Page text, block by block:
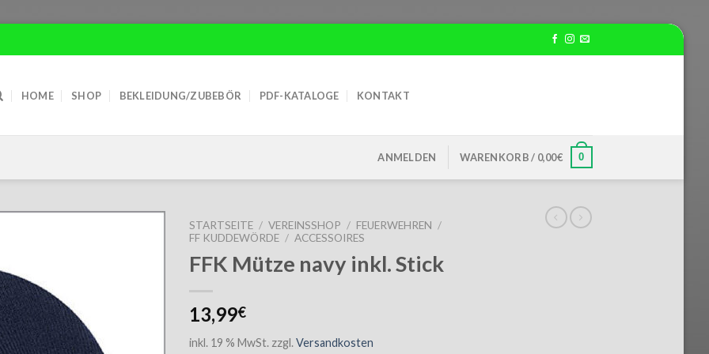
HOME SHOP BEKLEIDUNG/ZUBEBÖR PDF-KATALOGE KONTAKT
ANMELDEN WARENKORB / 0,00€ 0
STARTSEITE / VEREINSSHOP / FEUERWEHREN /
FF KUDDEWÖRDE / ACCESSOIRES
FFK Mütze navy inkl. Stick
13,99€
inkl. 19 % MwSt. zzgl. Versandkosten